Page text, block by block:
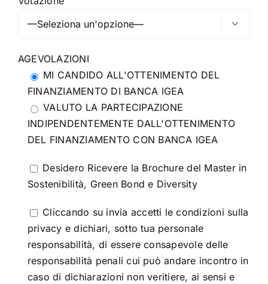

AGEVOLAZIONI
MI CANDIDO ALL'OTTENIMENTO DEL
FINANZIAMENTO DI BANCA IGEA
VALUTO LA PARTECIPAZIONE
INDIPENDENTEMENTE DALL'OTTENIMENTO
DEL FINANZIAMENTO CON BANCA IGEA
Desidero Ricevere la Brochure del Master in
Sostenibilità, Green Bond e Diversity
Cliccando su invia accetti le condizioni sulla
privacy e dichiari, sotto tua personale
responsabilità, di essere consapevole delle
responsabilità penali cui può andare incontro in
caso di dichiarazioni non veritiere, ai sensi e